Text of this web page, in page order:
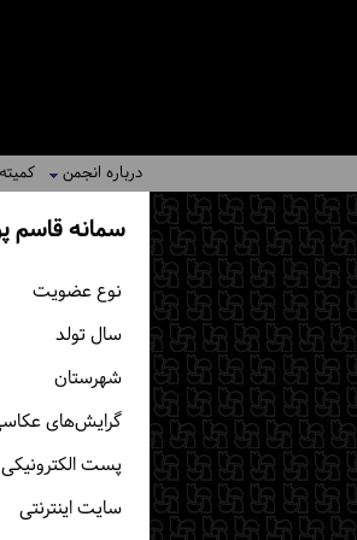
درباره انجمن
سمانه قاسم
نوع عضویت
سال تولد
شهرستان
گرایش‌های
پست الكترونیكی
سایت اینترنتی